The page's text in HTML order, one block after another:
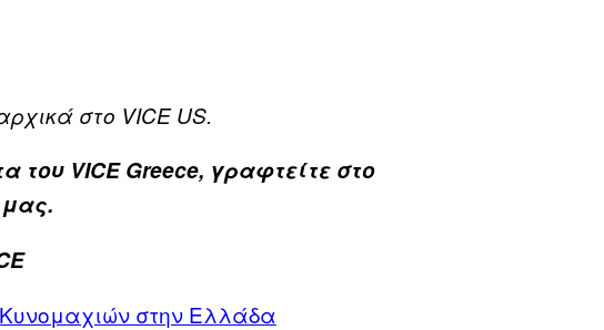
στο VICE US.
του VICE Greece, γραφτείτε στο
στην Ελλάδα